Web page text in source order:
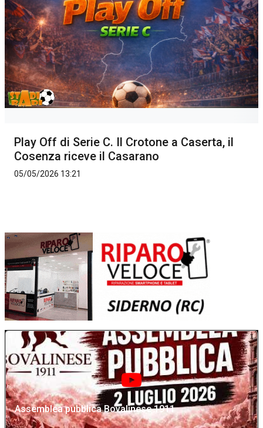
Play Off di Serie C. Il Crotone a Caserta, il
Cosenza riceve il Casarano
05/05/2026 13:21
Assemblea pubblica Bovalinese 1911